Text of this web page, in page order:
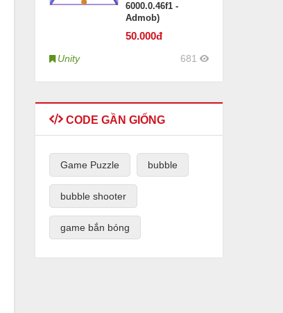
6000.0.46f1 -
Admob)
50.000đ
Unity 681
CODE GẦN GIỐNG
Game Puzzle bubble
bubble shooter
game bắn bóng